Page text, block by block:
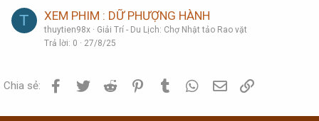
T XEM PHIM : DỮ PHƯỢNG HÀNH
thuytien98x
Giải Trí - Du Lịch: Chợ Nhật tảo Rao vặt
Trả lời 0 27/8/25
Chia sẻ: Facebook
Twitter Reddit PinterestTumblr WhatsApp
Email